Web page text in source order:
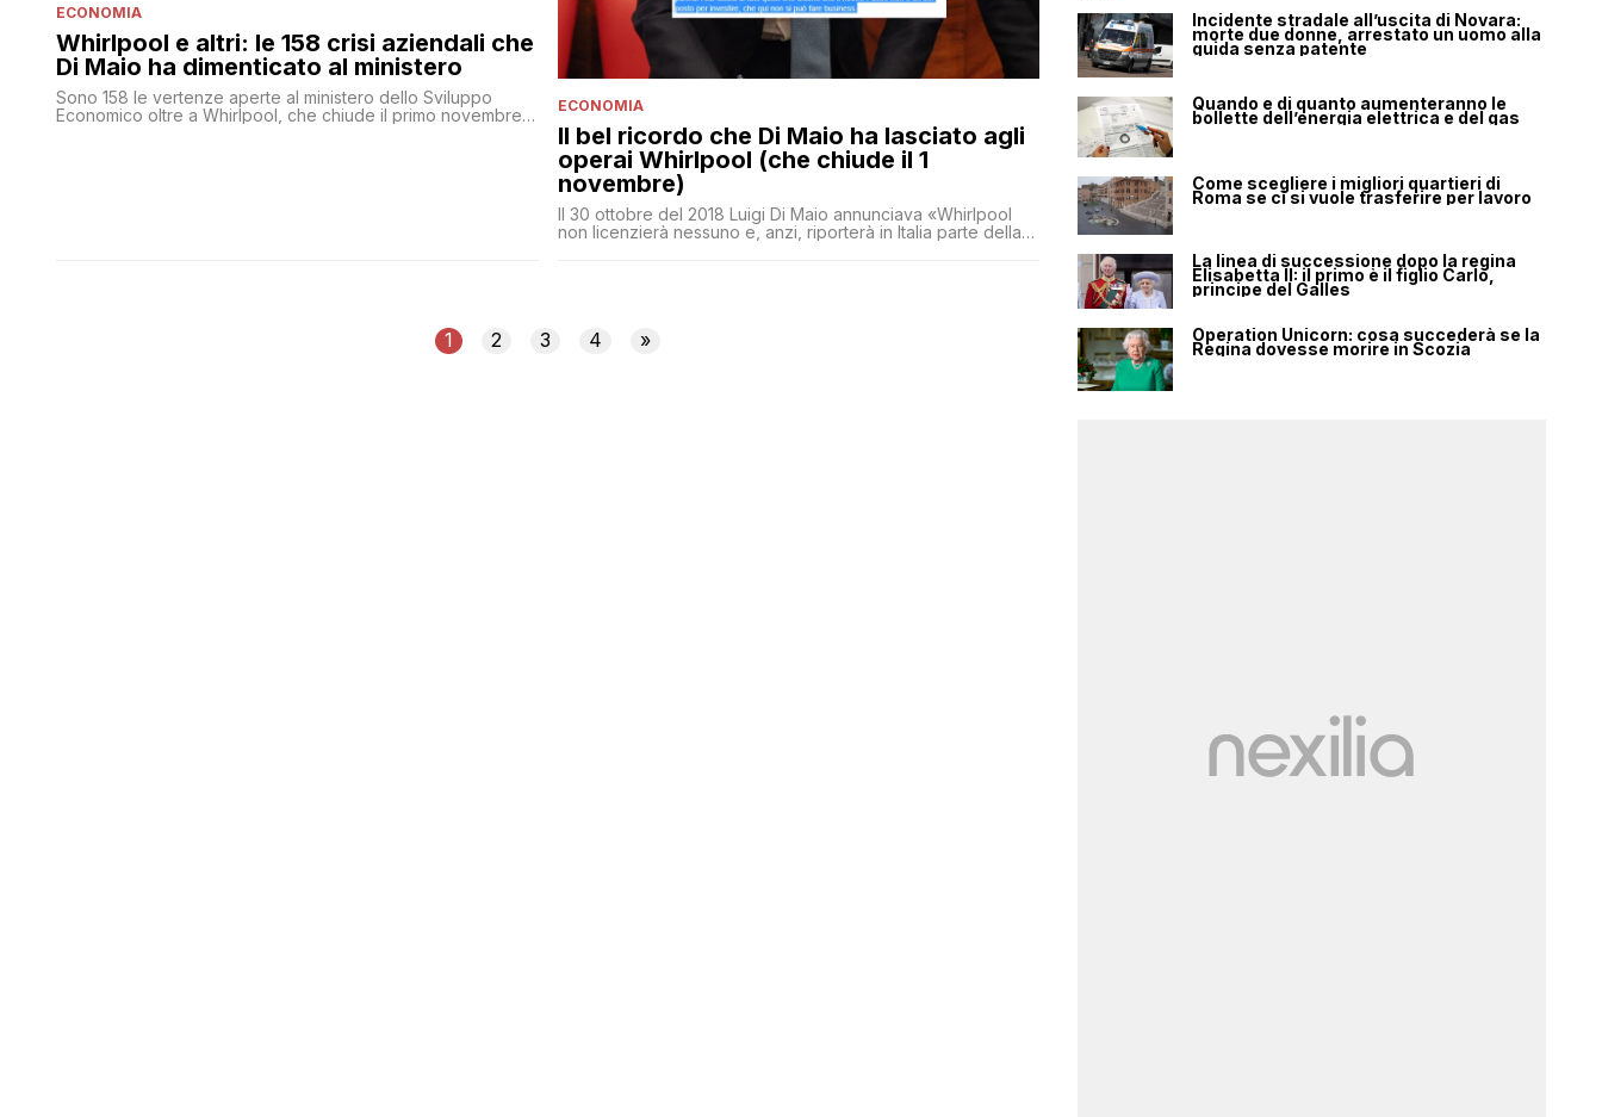
ECONOMIA
Whirlpool e altri: le 158 crisi aziendali che
Di Maio ha dimenticato al ministero
Sono 158 le vertenze aperte al ministero dello Sviluppo
Economico oltre a Whirlpool, che chiude il primo novembre
ECONOMIA
Il bel ricordo che Di Maio ha lasciato agli
operai Whirlpool (che chiude il 1
novembre)
Il 30 ottobre del 2018 Luigi Di Maio annunciava «Whirlpool
non licenzierà nessuno e, anzi, riporterà in Italia parte della
1 2 3 4 »
Incidente stradale all’uscita di Novara:
morte due donne, arrestato un uomo alla
guida senza patente
Quando e di quanto aumenteranno le
bollette dell’energia elettrica e del gas
Come scegliere i migliori quartieri di
Roma se ci si vuole trasferire per lavoro
La linea di successione dopo la regina
Elisabetta II: il primo è il figlio Carlo,
principe del Galles
Operation Unicorn: cosa succederà se la
Regina dovesse morire in Scozia